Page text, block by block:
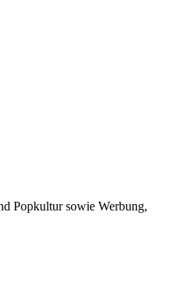
Popkultur sowie Werbung,